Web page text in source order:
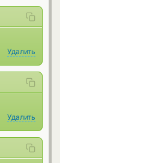
Удалить
Удалить